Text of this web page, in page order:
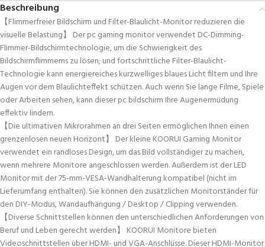
Beschreibung
【Flimmerfreier Bildschirm und Filter-Blaulicht-Monitor reduzieren die
visuelle Belastung】 Der pc gaming monitor verwendet DC-Dimming-
Flimmer-Bildschirmtechnologie, um die Schwierigkeit des
Bildschirmflimmerns zu lösen; und fortschrittliche Filter-Blaulicht-
Technologie kann energiereiches kurzwelliges blaues Licht filtern und Ihre
Augen vor dem Blaulichteffekt schützen. Auch wenn Sie lange Filme, Spiele
oder Arbeiten sehen, kann dieser pc bildschirm Ihre Augenermüdung
effektiv lindern.
【Die ultimativen Mikrorahmen an drei Seiten ermöglichen Ihnen einen
grenzenlosen neuen Horizont】 Der kleine KOORUI Gaming Monitor
verwendet ein randloses Design, um das Bild vollständiger zu machen,
wenn mehrere Monitore angeschlossen werden. Außerdem ist der LED
Monitor mit der 75-mm-VESA-Wandhalterung kompatibel (nicht im
Lieferumfang enthalten). Sie können den zusätzlichen Monitorständer für
den DIY-Modus, Wandaufhängung / Desktop / Clipping verwenden.
【Diverse Schnittstellen können den unterschiedlichen Anforderungen von
Beruf und Leben gerecht werden】 KOORUI Monitore bieten
Videoschnittstellen über HDMI- und VGA-Anschlüsse. Dieser HDMI-Monitor